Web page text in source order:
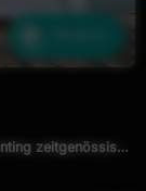
zeitgenössisch